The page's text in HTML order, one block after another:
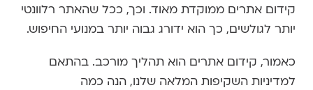
קידום אתרים ממוקדת מאוד. וכך, ככל שהאתר רלוונטי
יותר לגולשים, כך הוא ידורג גבוה יותר במנועי החיפוש.
כאמור, קידום אתרים הוא תהליך מורכב. בהתאם
למדיניות השקיפות המלאה שלנו, הנה כמה